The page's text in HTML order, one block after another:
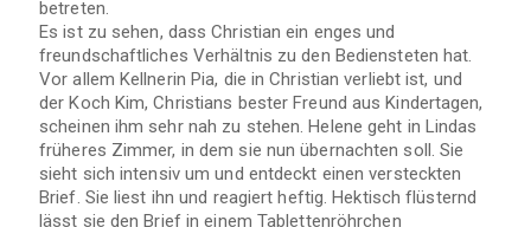
betreten.
Es ist zu sehen, dass Christian ein enges und
freundschaftliches Verhältnis zu den Bediensteten hat.
Vor allem Kellnerin Pia, die in Christian verliebt ist, und
der Koch Kim, Christians bester Freund aus Kindertagen,
scheinen ihm sehr nah zu stehen. Helene geht in Lindas
früheres Zimmer, in dem sie nun übernachten soll. Sie
sieht sich intensiv um und entdeckt einen versteckten
Brief. Sie liest ihn und reagiert heftig. Hektisch flüsternd
lässt sie den Brief in einem Tablettenröhrchen